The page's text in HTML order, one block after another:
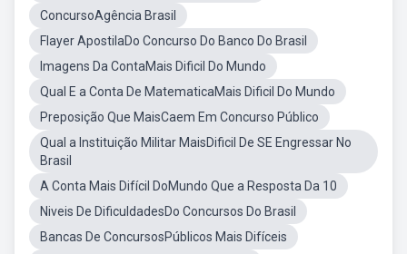
ConcursoAgência Brasil
Flayer ApostilaDo Concurso Do Banco Do Brasil
Imagens Da ContaMais Dificil Do Mundo
Qual E a Conta De MatematicaMais Dificil Do Mundo
Preposição Que MaisCaem Em Concurso Público
Qual a Instituição Militar MaisDificil De SE Engressar No
Brasil
A Conta Mais Difícil DoMundo Que a Resposta Da 10
Niveis De DificuldadesDo Concursos Do Brasil
Bancas De ConcursosPúblicos Mais Difíceis